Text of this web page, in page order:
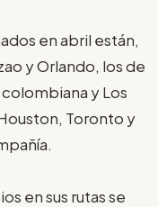
en abril están,
y Orlando, los de
y Los
Toronto y
en sus rutas se